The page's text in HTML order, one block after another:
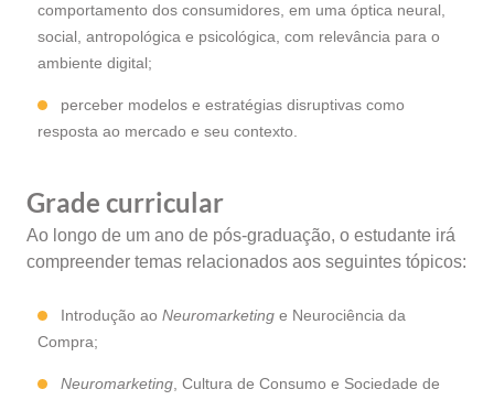
comportamento dos consumidores, em uma óptica neural,
social, antropológica e psicológica, com relevância para o
ambiente digital;
perceber modelos e estratégias disruptivas como
resposta ao mercado e seu contexto.
Grade curricular
Ao longo de um ano de pós-graduação, o estudante irá
compreender temas relacionados aos seguintes tópicos:
Introdução ao Neuromarketing e Neurociência da
Compra;
Neuromarketing , Cultura de Consumo e Sociedade de